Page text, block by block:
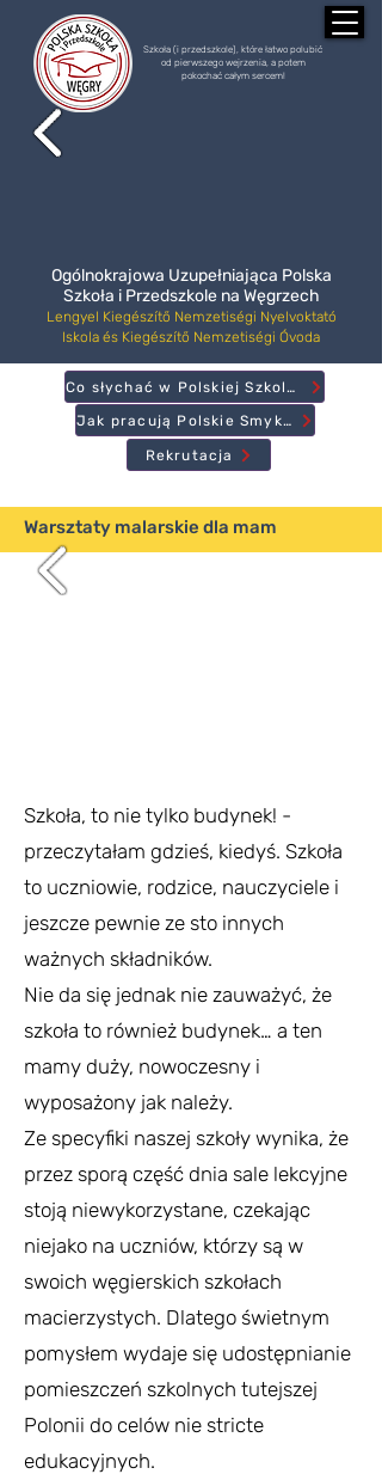
Szkoła (i przedszkole), które łatwo polubić
od pierwszego wejrzenia, a potem
pokochać całym sercem!
Ogólnokrajowa Uzupełniająca Polska
Szkoła i Przedszkole na Węgrzech
Lengyel Kiegészítő Nemzetiségi Nyelvoktató
Iskola és Kiegészítő Nemzetiségi Óvoda
Rekrutacja
Jak pracują Polskie Smyki?
Co słychać w Polskiej Szkole?
Warsztaty malarskie dla mam
Szkoła, to nie tylko budynek! -
przeczytałam gdzieś, kiedyś. Szkoła
to uczniowie, rodzice, nauczyciele i
jeszcze pewnie ze sto innych
ważnych składników.
Nie da się jednak nie zauważyć, że
szkoła to również budynek… a ten
mamy duży, nowoczesny i
wyposażony jak należy.
Ze specyfiki naszej szkoły wynika, że
przez sporą część dnia sale lekcyjne
stoją niewykorzystane, czekając
niejako na uczniów, którzy są w
swoich węgierskich szkołach
macierzystych. Dlatego świetnym
pomysłem wydaje się udostępnianie
pomieszczeń szkolnych tutejszej
Polonii do celów nie stricte
edukacyjnych.